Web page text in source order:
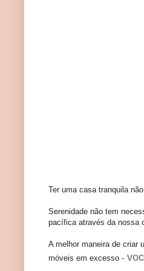
Ter uma casa tranquila
Serenidade não tem
pacífica através da nossa
A melhor maneira de criar
móveis em excesso -